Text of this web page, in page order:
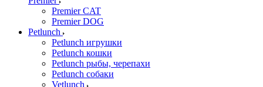
Premier CAT
Premier DOG
Petlunch
Petlunch игрушки
Petlunch кошки
Petlunch рыбы, черепахи
Petlunch собаки
Vetlunch